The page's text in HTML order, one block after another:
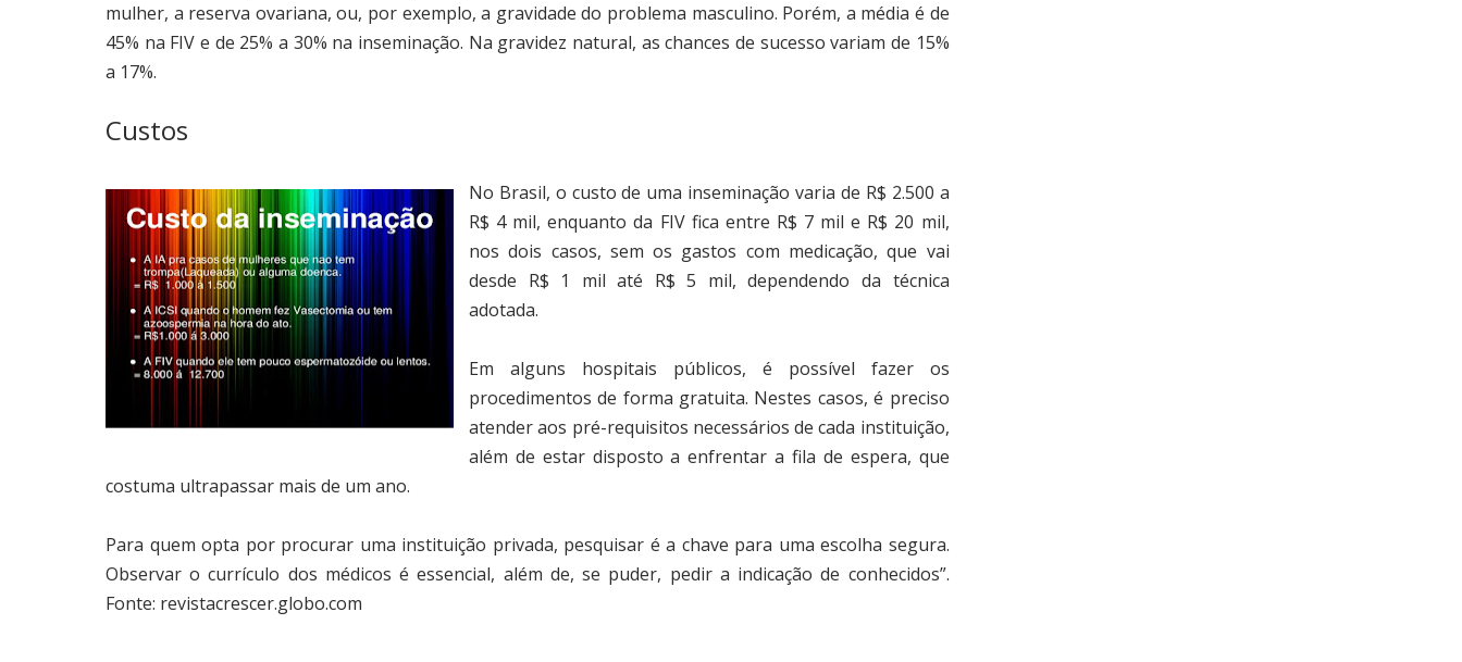
mulher, a reserva ovariana, ou, por exemplo, a gravidade do problema masculino. Porém, a média é de
45% na FIV e de 25% a 30% na inseminação. Na gravidez natural, as chances de sucesso variam de 15%
a 17%.
Custos
No Brasil, o custo de uma inseminação varia de R$ 2.500 a
R$ 4 mil, enquanto da FIV fica entre R$ 7 mil e R$ 20 mil,
nos dois casos, sem os gastos com medicação, que vai
desde R$ 1 mil até R$ 5 mil, dependendo da técnica
adotada.
Em alguns hospitais públicos, é possível fazer os
procedimentos de forma gratuita. Nestes casos, é preciso
atender aos pré-requisitos necessários de cada instituição,
além de estar disposto a enfrentar a fila de espera, que
costuma ultrapassar mais de um ano.
Para quem opta por procurar uma instituição privada, pesquisar é a chave para uma escolha segura.
Observar o currículo dos médicos é essencial, além de, se puder, pedir a indicação de conhecidos”.
Fonte: revistacrescer.globo.com